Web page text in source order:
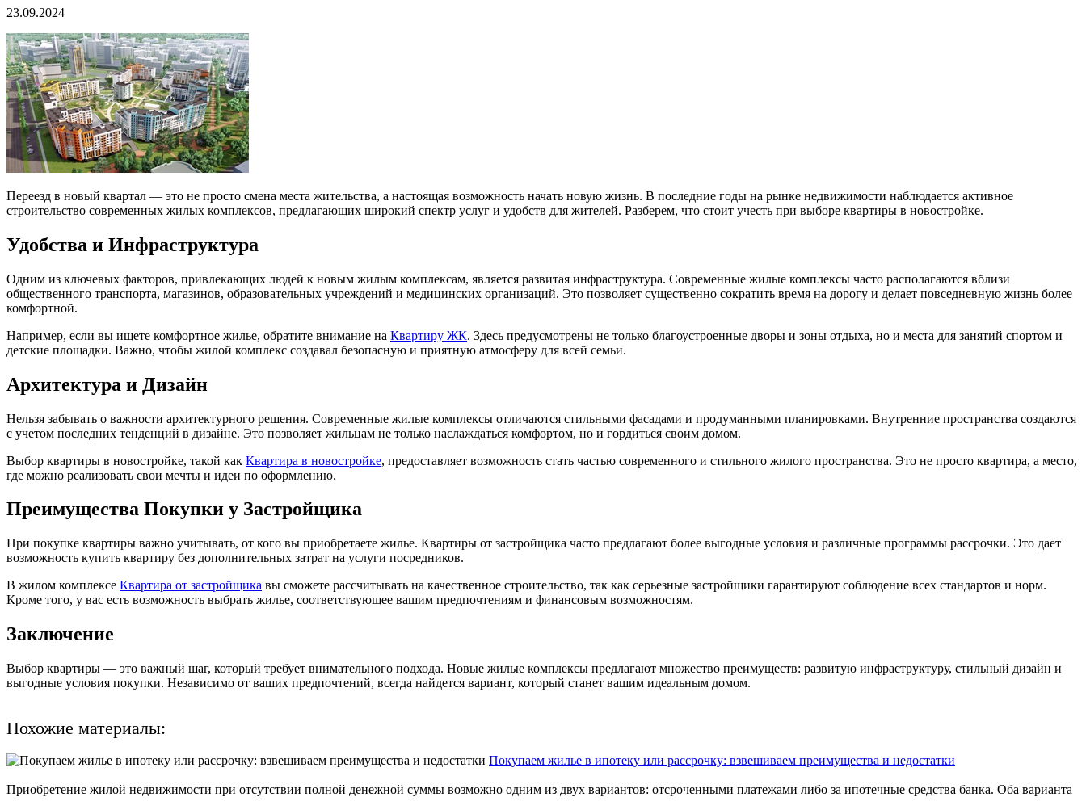
23.09.2024
Переезд в новый квартал — это не просто смена места жительства, а настоящая возможность начать новую жизнь. В последние годы на рынке недвижимости наблюдается активное
строительство современных жилых комплексов, предлагающих широкий спектр услуг и удобств для жителей. Разберем, что стоит учесть при выборе квартиры в новостройке.
Удобства и Инфраструктура
Одним из ключевых факторов, привлекающих людей к новым жилым комплексам, является развитая инфраструктура. Современные жилые комплексы часто располагаются вблизи
общественного транспорта, магазинов, образовательных учреждений и медицинских организаций. Это позволяет существенно сократить время на дорогу и делает повседневную жизнь более
комфортной.
Например, если вы ищете комфортное жилье, обратите внимание на Квартиру ЖК. Здесь предусмотрены не только благоустроенные дворы и зоны отдыха, но и места для занятий спортом и
детские площадки. Важно, чтобы жилой комплекс создавал безопасную и приятную атмосферу для всей семьи.
Архитектура и Дизайн
Нельзя забывать о важности архитектурного решения. Современные жилые комплексы отличаются стильными фасадами и продуманными планировками. Внутренние пространства создаются
с учетом последних тенденций в дизайне. Это позволяет жильцам не только наслаждаться комфортом, но и гордиться своим домом.
Выбор квартиры в новостройке, такой как Квартира в новостройке, предоставляет возможность стать частью современного и стильного жилого пространства. Это не просто квартира, а место,
где можно реализовать свои мечты и идеи по оформлению.
Преимущества Покупки у Застройщика
При покупке квартиры важно учитывать, от кого вы приобретаете жилье. Квартиры от застройщика часто предлагают более выгодные условия и различные программы рассрочки. Это дает
возможность купить квартиру без дополнительных затрат на услуги посредников.
В жилом комплексе Квартира от застройщика вы сможете рассчитывать на качественное строительство, так как серьезные застройщики гарантируют соблюдение всех стандартов и норм.
Кроме того, у вас есть возможность выбрать жилье, соответствующее вашим предпочтениям и финансовым возможностям.
Заключение
Выбор квартиры — это важный шаг, который требует внимательного подхода. Новые жилые комплексы предлагают множество преимуществ: развитую инфраструктуру, стильный дизайн и
выгодные условия покупки. Независимо от ваших предпочтений, всегда найдется вариант, который станет вашим идеальным домом.
Похожие материалы:
Покупаем жилье в ипотеку или рассрочку: взвешиваем преимущества и недостатки
Приобретение жилой недвижимости при отсутствии полной денежной суммы возможно одним из двух вариантов: отсроченными платежами либо за ипотечные средства банка. Оба варианта